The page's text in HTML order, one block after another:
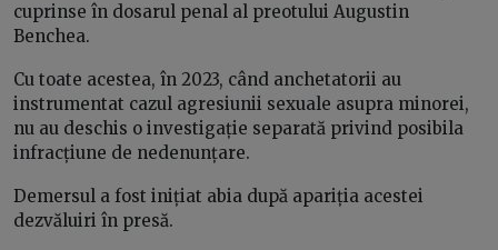
cuprinse în dosarul penal al preotului Augustin
Benchea.
Cu toate acestea, în 2023, când anchetatorii au
instrumentat cazul agresiunii sexuale asupra minorei,
nu au deschis o investigație separată privind posibila
infracțiune de nedenunțare.
Demersul a fost inițiat abia după apariția acestei
dezvăluiri în presă.